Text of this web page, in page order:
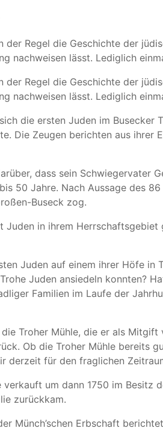
Regel die Geschichte der
nachweisen lässt. Lediglich
Regel die Geschichte der
nachweisen lässt. Lediglich
die ersten Juden im
Die Zeugen berichten aus
dass sein Schwiegervater
50 Jahre. Nach Aussage des
Buseck zog.
Juden in ihrem
Juden auf einem ihrer Höfe
Juden ansiedeln konnten?
Familien im Laufe der
Troher Mühle, die er als
Ob die Troher Mühle bereits
derzeit für den fraglichen
um dann 1750 im
zurückkam.
Münch’schen Erbschaft